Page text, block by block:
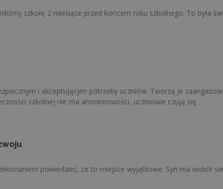
szkołę 2 miesiące przed końcem roku szkolnego. To była
i akceptującym potrzeby uczniów. Tworzą je
szkolnej nie ma anonimowości, uczniowie czują się …
powiedzieć, że to miejsce wyjątkowe. Syn ma wokół